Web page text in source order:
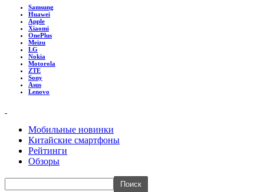
Samsung
Huawei
Apple
Xiaomi
OnePlus
Meizu
LG
Nokia
Motorola
ZTE
Sony
Asus
Lenovo
Мобильные новинки
Китайские смартфоны
Рейтинги
Обзоры